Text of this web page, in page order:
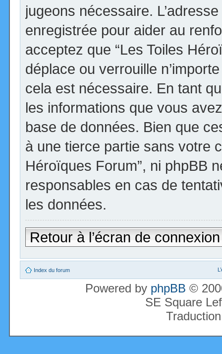
jugeons nécessaire.
enregistrée pour aider au
acceptez que “Les Toiles
déplace ou verrouille
cela est nécessaire. En tant
les informations que vous
base de données. Bien que
à une tierce partie sans votre
Héroïques Forum”, ni phpBB
responsables en cas de
les données.
Retour à l’écran de connexion
Index du forum
Powered by phpBB ©
SE Square